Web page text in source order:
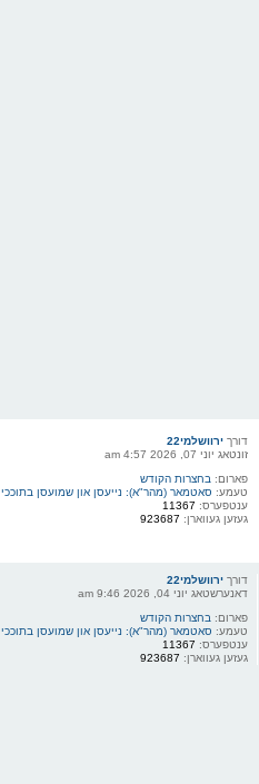
דורךירוושלמי22
זונטאג יוני 07, 2026 4:57 am
פארום:בחצרות הקודש
טעמע: סאטמאר (מהר"א): נייעסן און שמועסן
ענטפערס: 11367
געזען געווארן: 923687
דורךירוושלמי22
דאנערשטאג יוני 04, 2026 9:46 am
פארום:בחצרות הקודש
טעמע: סאטמאר (מהר"א): נייעסן און שמועסן
ענטפערס: 11367
געזען געווארן: 923687